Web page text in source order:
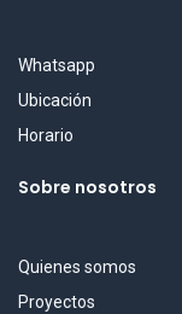
Whatsapp
Ubicación
Horario
Sobre nosotros
Quienes somos
Proyectos